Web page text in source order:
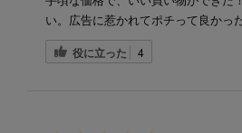
い。広告に惹かれてポチって良かった
役に立った 4